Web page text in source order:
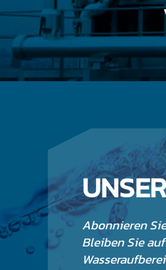
Abonnieren
Bleiben Sie